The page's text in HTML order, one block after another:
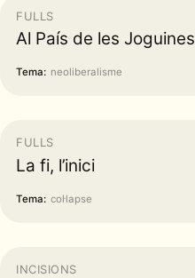
FULLS
Al País de les Joguines
Tema: neoliberalisme
FULLS
La fi, l’inici
Tema: col·lapse
INCISIONS